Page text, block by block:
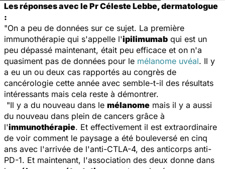
Les réponses avec le Pr Céleste Lebbe, dermatologue
:
"On a peu de données sur ce sujet. La première
immunothérapie qui s'appelle l'ipilimumab qui est un
peu dépassé maintenant, était peu efficace et on n'a
quasiment pas de données pour le mélanome uvéal. Il y
a eu un ou deux cas rapportés au congrès de
cancérologie cette année avec semble-t-il des résultats
intéressants mais cela reste à démontrer.
"Il y a du nouveau dans le mélanome mais il y a aussi
du nouveau dans plein de cancers grâce à
l'immunothérapie. Et effectivement il est extraordinaire
de voir comment le paysage a été bouleversé en cinq
ans avec l'arrivée de l'anti-CTLA-4, des anticorps anti-
PD-1. Et maintenant, l'association des deux donne dans